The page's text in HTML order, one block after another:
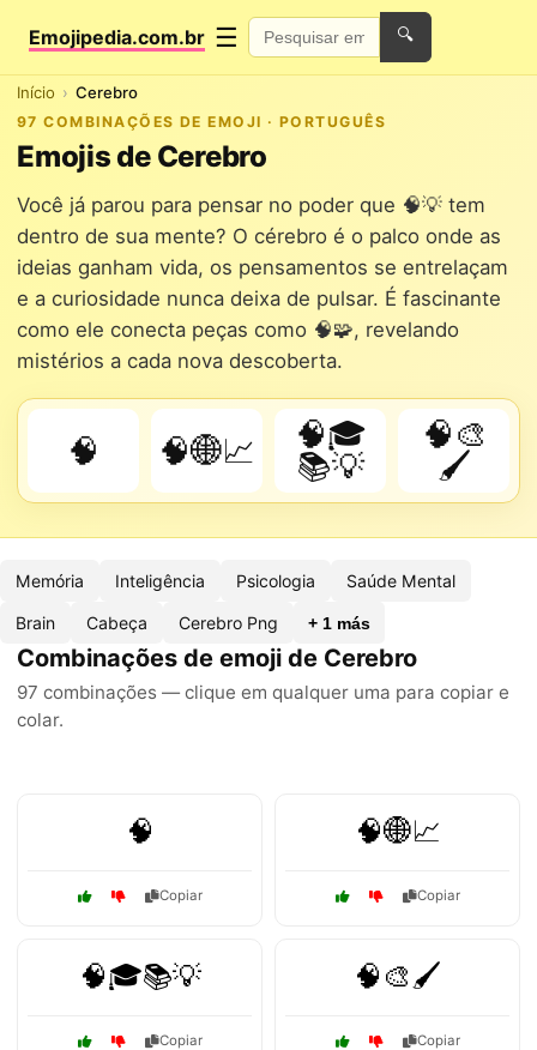
Emojipedia.com.br ☰ 🔍
Início Cerebro
97 COMBINAÇÕES DE EMOJI · PORTUGUÊS
Emojis de Cerebro
Você já parou para pensar no poder que 🧠💡 tem
dentro de sua mente? O cérebro é o palco onde as
ideias ganham vida, os pensamentos se entrelaçam
e a curiosidade nunca deixa de pulsar. É fascinante
como ele conecta peças como 🧠🧩, revelando
mistérios a cada nova descoberta.
🧠 🧠🌐📈
🧠🎓
📚💡
🧠🎨
🖌️
Memória Inteligência Psicologia Saúde Mental
Brain Cabeça Cerebro Png + 1 más
Combinações de emoji de Cerebro
97 combinações — clique em qualquer uma para copiar e
colar.
🧠
Copiar
🧠🌐📈
Copiar
🧠🎓📚💡
Copiar
🧠🎨🖌️
Copiar